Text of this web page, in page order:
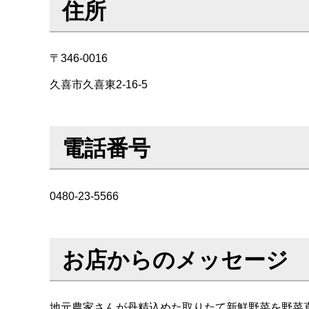
住所
〒346-0016
久喜市久喜東2-16-5
電話番号
0480-23-5566
お店からのメッセージ